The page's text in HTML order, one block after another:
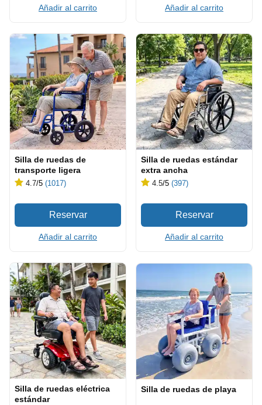
Añadir al carrito Añadir al carrito
Silla de ruedas de
transporte ligera
4.7/5 (1017)
Añadir al carrito
Silla de ruedas estándar
extra ancha
4.5/5 (397)
Añadir al carrito
Silla de ruedas eléctrica
estándar
Silla de ruedas de playa